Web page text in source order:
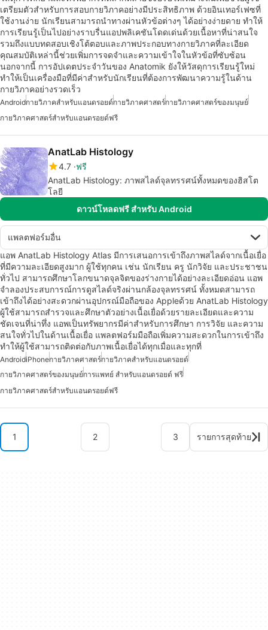
เตรียมตัวสำหรับการสอบกายวิภาคอย่างมีประสิทธิภาพ ด้วยอินเทอร์เฟซที่
ใช้งานง่าย นักเรียนสามารถนำทางผ่านหัวข้อต่างๆ ได้อย่างง่ายดาย ทำให้
การเรียนรู้เป็นไปอย่างราบรื่นแอปพลิเคชันโดดเด่นด้วยเนื้อหาที่น่าสนใจ
รวมถึงแบบทดสอบเชิงโต้ตอบและภาพประกอบทางกายวิภาคที่ละเอียด
คุณสมบัติเหล่านี้ช่วยเพิ่มการจดจำและความเข้าใจในหัวข้อที่ซับซ้อน
นอกจากนี้ การอัปเดตประจำวันของ Anatomik ยังให้วัสดุการเรียนรู้ใหม่
ทำให้เป็นเครื่องมือที่มีค่าสำหรับนักเรียนที่ต้องการพัฒนาความรู้ในด้าน
กายวิภาคอย่างรวดเร็ว
Androidกายวิภาคสำหรับแอนดรอยด์กายวิภาคศาสตร์กายวิภาคศาสตร์ของมนุษย์
กายวิภาคศาสตร์สำหรับแอนดรอยด์ฟรี
AnatLab Histology
4.7 ฟรี
AnatLab Histology: ภาพสไลด์จุลทรรศน์ทั้งหมดของฮิสโต
โลยี
ดาวน์โหลดฟรี สำหรับ Android
แพลตฟอร์มอื่น
แอพ AnatLab Histology Atlas มีการเสนอการเข้าถึงภาพสไลด์จากเนื้อเยื่อ
ที่มีความละเอียดสูงมาก ผู้ใช้ทุกคน เช่น นักเรียน ครู นักวิจัย และประชาชน
ทั่วไป สามารถศึกษาโลกขนาดจุลจิตของร่างกายได้อย่างละเอียดอ่อน แอพ
จำลองประสบการณ์การดูสไลด์จริงผ่านกล้องจุลทรรศน์ ทั้งหมดสามารถ
เข้าถึงได้อย่างสะดวกผ่านอุปกรณ์มือถือของ Appleด้วย AnatLab Histology
ผู้ใช้สามารถสำรวจและศึกษาตัวอย่างเนื้อเยื่อด้วยรายละเอียดและความ
ชัดเจนที่น่าทึ่ง แอพเป็นทรัพยากรมีค่าสำหรับการศึกษา การวิจัย และความ
สนใจทั่วไปในด้านเนื้อเยื่อ แพลตฟอร์มมือถือเพิ่มความสะดวกในการเข้าถึง
ทำให้ผู้ใช้สามารถติดต่อกับภาพเนื้อเยื่อได้ทุกเมื่อและทุกที่
AndroidiPhoneกายวิภาคศาสตร์กายวิภาคสำหรับแอนดรอยด์
กายวิภาคศาสตร์ของมนุษย์การแพทย์ สำหรับแอนดรอยด์ ฟรี
กายวิภาคศาสตร์สำหรับแอนดรอยด์ฟรี
1 2 3 รายการสุดท้าย